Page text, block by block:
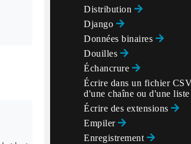
Distribution
Django
Données binaires
Douilles
Échancrure
Écrire dans un fichier
d'une chaîne ou d'une liste
Écrire des extensions
Empiler
Enregistrement